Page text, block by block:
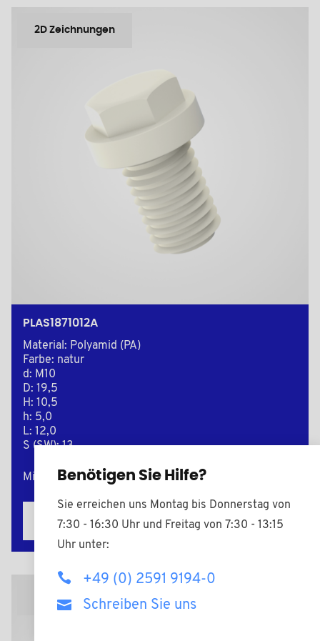
2D Zeichnungen
PLAS1871012A
Material: Polyamid (PA)
Farbe: natur
d: M10
D: 19,5
H: 10,5
h: 5,0
L: 12,0
S (SW): 13
Mindestverkaufsmenge : 5000
Zur Anfrage hinzufügen
2D Zeichnungen
Benötigen Sie Hilfe?
Sie erreichen uns Montag bis Donnerstag von
7:30 - 16:30 Uhr und Freitag von 7:30 - 13:15
Uhr unter:
+49 (0) 2591 9194-0
Schreiben Sie uns